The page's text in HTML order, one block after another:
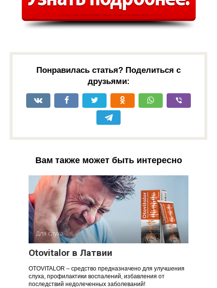
Понравилась статья? Поделиться с
друзьями:
Вам также может быть интересно
Для слуха
Otovitalor в Латвии
OTOVITALOR – средство предназначено для улучшения
слуха, профилактики воспалений, избавления от
последствий недолеченных заболеваний!